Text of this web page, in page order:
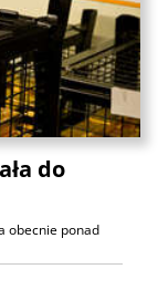
do
obecnie ponad